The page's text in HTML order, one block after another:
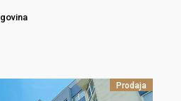
Prodaja